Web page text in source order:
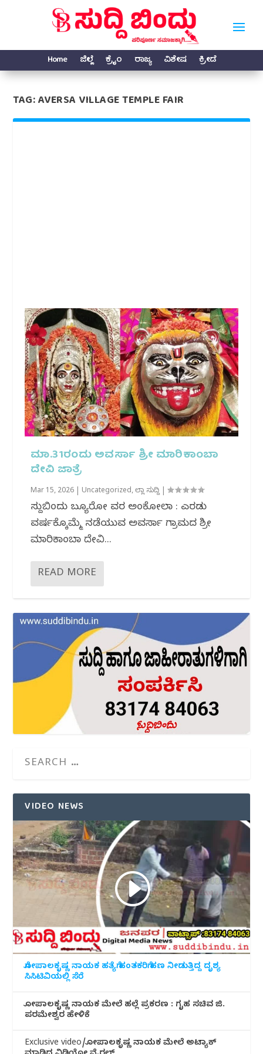
Home ಜಿಲ್ಲೆ ಕ್ರೈಂ ರಾಜ್ಯ ವಿಶೇಷ ಕ್ರೀಡೆ
TAG:AVERSA VILLAGE TEMPLE FAIR
ಮಾ.31ರಂದು ಅವರ್ಸಾ ಶ್ರೀ ಮಾರಿಕಾಂಬಾ
ದೇವಿ ಜಾತ್ರೆ
Mar 15, 2026 Uncategorized,ಜಿಲ್ಲಾ ಸುದ್ದಿ |
ಸುದ್ದಿಬಿಂದು ಬ್ಯೂರೋ ವರದಿ ಅಂಕೋಲಾ : ಎರಡು
ವರ್ಷಕ್ಕೊಮ್ಮೆ ನಡೆಯುವ ಅವರ್ಸಾ ಗ್ರಾಮದ ಶ್ರೀ
ಮಾರಿಕಾಂಬಾ ದೇವಿ...
READ MORE
VIDEO NEWS
ಗೋಪಾಲಕೃಷ್ಣ ನಾಯಕ ಹತ್ಯೆಗೆ ಹಂತಕರಿಗೆ ಹಣ ನೀಡುತ್ತಿದ್ದ ದೃಶ್ಯ
ಸಿಸಿಟಿವಿಯಲ್ಲಿ ಸೆರೆ
ಗೋಪಾಲಕೃಷ್ಣ ನಾಯಕ ಮೇಲೆ ಹಲ್ಲೆ ಪ್ರಕರಣ : ಗೃಹ ಸಚಿವ ಜಿ.
ಪರಮೇಶ್ವರ ಹೇಳಿಕೆ
Exclusive video/ಗೋಪಾಲಕೃಷ್ಣ ನಾಯಕ ಮೇಲೆ ಅಟ್ಯಾಕ್